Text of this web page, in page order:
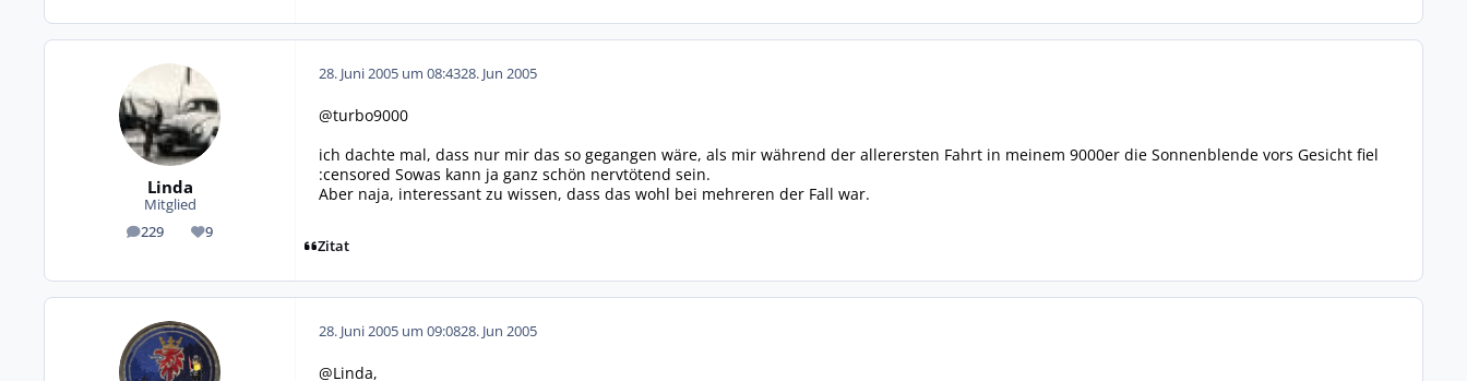
Linda
Mitglied
229
Beiträge 9
Reputation
28. Juni 2005 um 08:4328. Jun 2005
@turbo9000
ich dachte mal, dass nur mir das so gegangen wäre, als mir während der allerersten Fahrt in meinem 9000er die Sonnenblende vors Gesicht fiel
:censored Sowas kann ja ganz schön nervtötend sein.
Aber naja, interessant zu wissen, dass das wohl bei mehreren der Fall war.
Zitat
28. Juni 2005 um 09:0828. Jun 2005
@Linda,